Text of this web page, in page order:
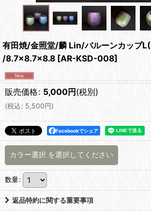
有田焼/金照堂/麟 Lin/バルーンカップ
/8.7×8.7×8.8 [AR-KSD-008]
販売価格: 5,000円(税別)
(税込: 5,500円)
Facebookでシェア
カラー選択 を選択してください
数量:
返品特約に関する重要事項